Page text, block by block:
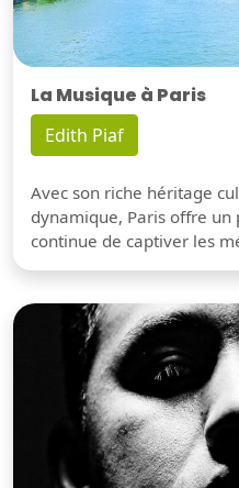
La Musique à Paris
Edith Piaf
Avec son riche héritage
dynamique, Paris offre un
continue de captiver les